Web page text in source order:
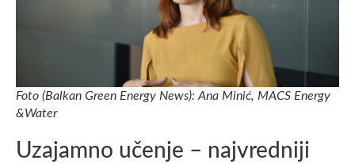
Foto (Balkan Green Energy News): Ana Minić, MACS Energy
&Water
Uzajamno učenje – najvredniji